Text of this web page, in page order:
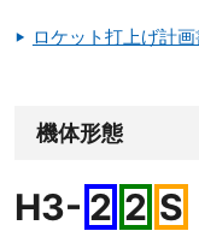
ロケット打上げ計
機体形態
H3- 2 2 S